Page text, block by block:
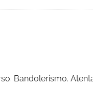
Bandolerismo.